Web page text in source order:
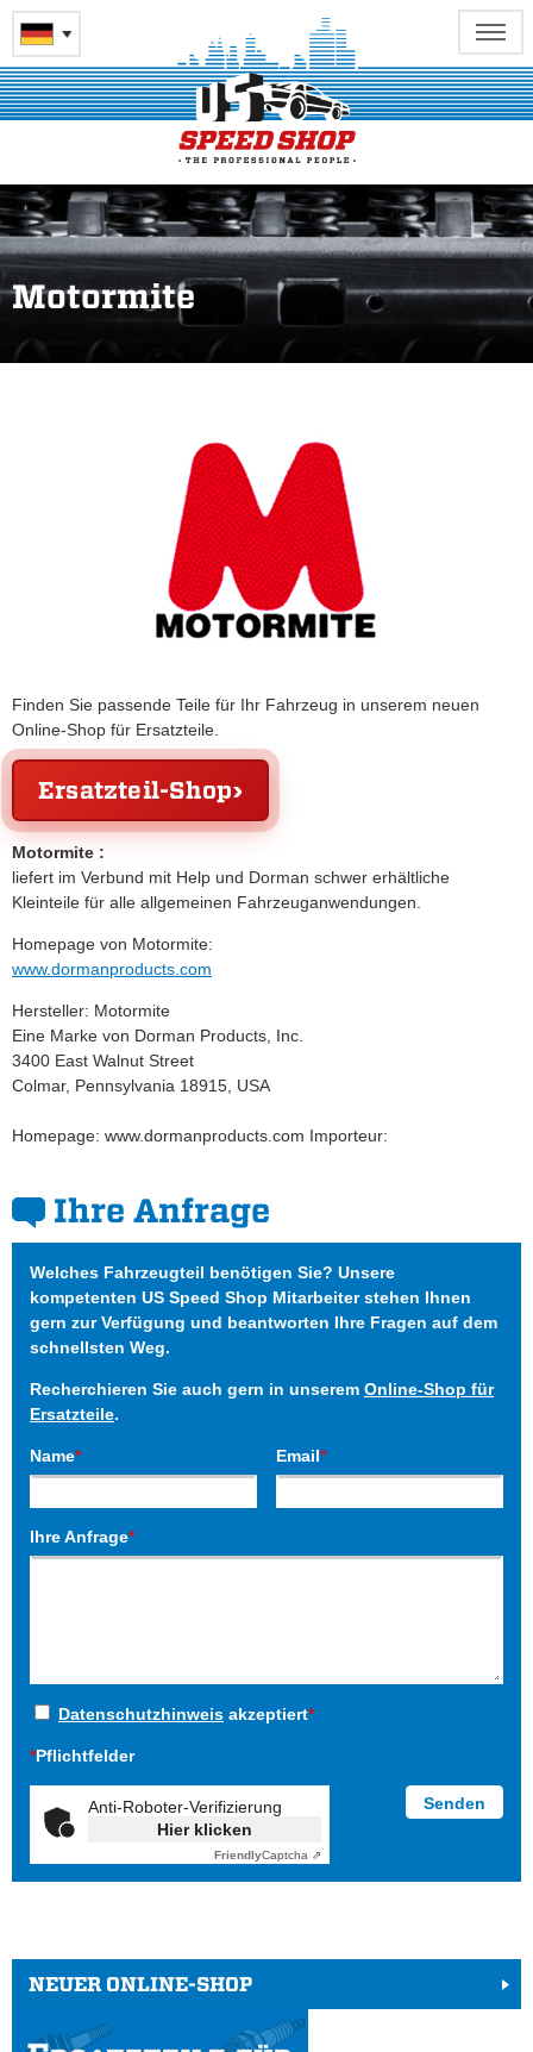
Motormite
Finden Sie passende Teile für Ihr Fahrzeug in unserem neuen
Online-Shop für Ersatzteile.
Ersatzteil-Shop
Motormite :
liefert im Verbund mit Help und Dorman schwer erhältliche
Kleinteile für alle allgemeinen Fahrzeuganwendungen.
Homepage von Motormite:
www.dormanproducts.com
Hersteller: Motormite
Eine Marke von Dorman Products, Inc.
3400 East Walnut Street
Colmar, Pennsylvania 18915, USA
Homepage: www.dormanproducts.com Importeur:
Ihre Anfrage
Welches Fahrzeugteil benötigen Sie? Unsere
kompetenten US Speed Shop Mitarbeiter stehen Ihnen
gern zur Verfügung und beantworten Ihre Fragen auf dem
schnellsten Weg.
Recherchieren Sie auch gern in unserem Online-Shop für
Ersatzteile.
Name* Email*
Ihre Anfrage*
Datenschutzhinweis akzeptiert*
*Pflichtfelder
Anti-Roboter-Verifizierung
Hier klicken
FriendlyCaptcha ⇗
NEUER ONLINE-SHOP